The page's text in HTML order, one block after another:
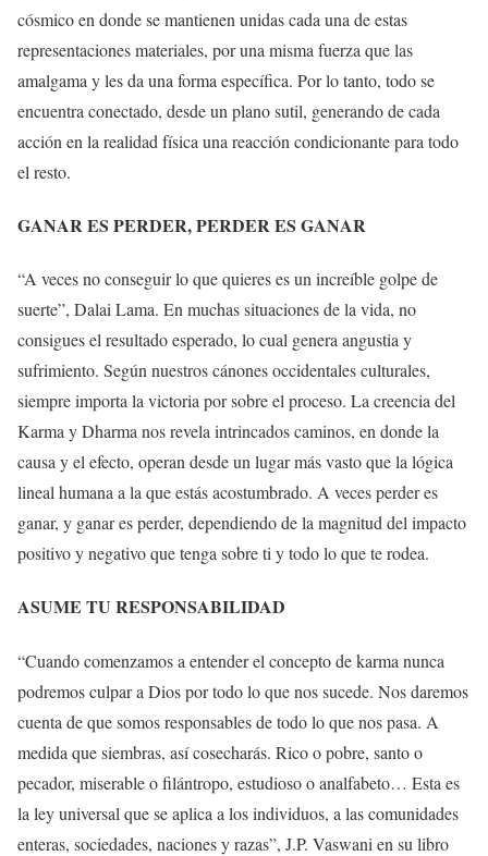
cósmico en donde se mantienen unidas cada una de estas
representaciones materiales, por una misma fuerza que las
amalgama y les da una forma específica. Por lo tanto, todo se
encuentra conectado, desde un plano sutil, generando de cada
acción en la realidad física una reacción condicionante para todo
el resto.
GANAR ES PERDER, PERDER ES GANAR
“A veces no conseguir lo que quieres es un increíble golpe de
suerte”, Dalai Lama. En muchas situaciones de la vida, no
consigues el resultado esperado, lo cual genera angustia y
sufrimiento. Según nuestros cánones occidentales culturales,
siempre importa la victoria por sobre el proceso. La creencia del
Karma y Dharma nos revela intrincados caminos, en donde la
causa y el efecto, operan desde un lugar más vasto que la lógica
lineal humana a la que estás acostumbrado. A veces perder es
ganar, y ganar es perder, dependiendo de la magnitud del impacto
positivo y negativo que tenga sobre ti y todo lo que te rodea.
ASUME TU RESPONSABILIDAD
“Cuando comenzamos a entender el concepto de karma nunca
podremos culpar a Dios por todo lo que nos sucede. Nos daremos
cuenta de que somos responsables de todo lo que nos pasa. A
medida que siembras, así cosecharás. Rico o pobre, santo o
pecador, miserable o filántropo, estudioso o analfabeto… Esta es
la ley universal que se aplica a los individuos, a las comunidades
enteras, sociedades, naciones y razas”, J.P. Vaswani en su libro